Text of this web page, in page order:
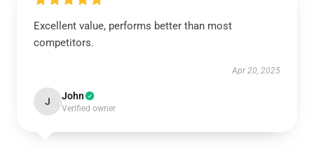
Excellent value, performs better than most
competitors.
Apr 20, 2025
J John
Verified owner